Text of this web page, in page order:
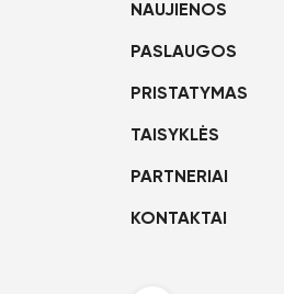
NAUJIENOS
PASLAUGOS
PRISTATYMAS
TAISYKLĖS
PARTNERIAI
KONTAKTAI